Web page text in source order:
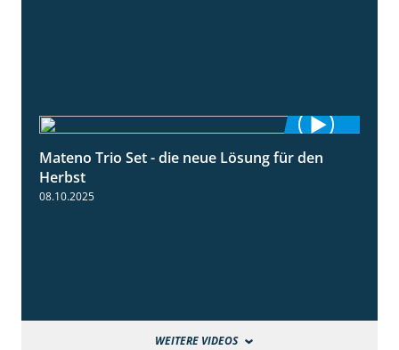
2:22
Mateno Trio Set - die neue Lösung für den
Herbst
08.10.2025
WEITERE VIDEOS